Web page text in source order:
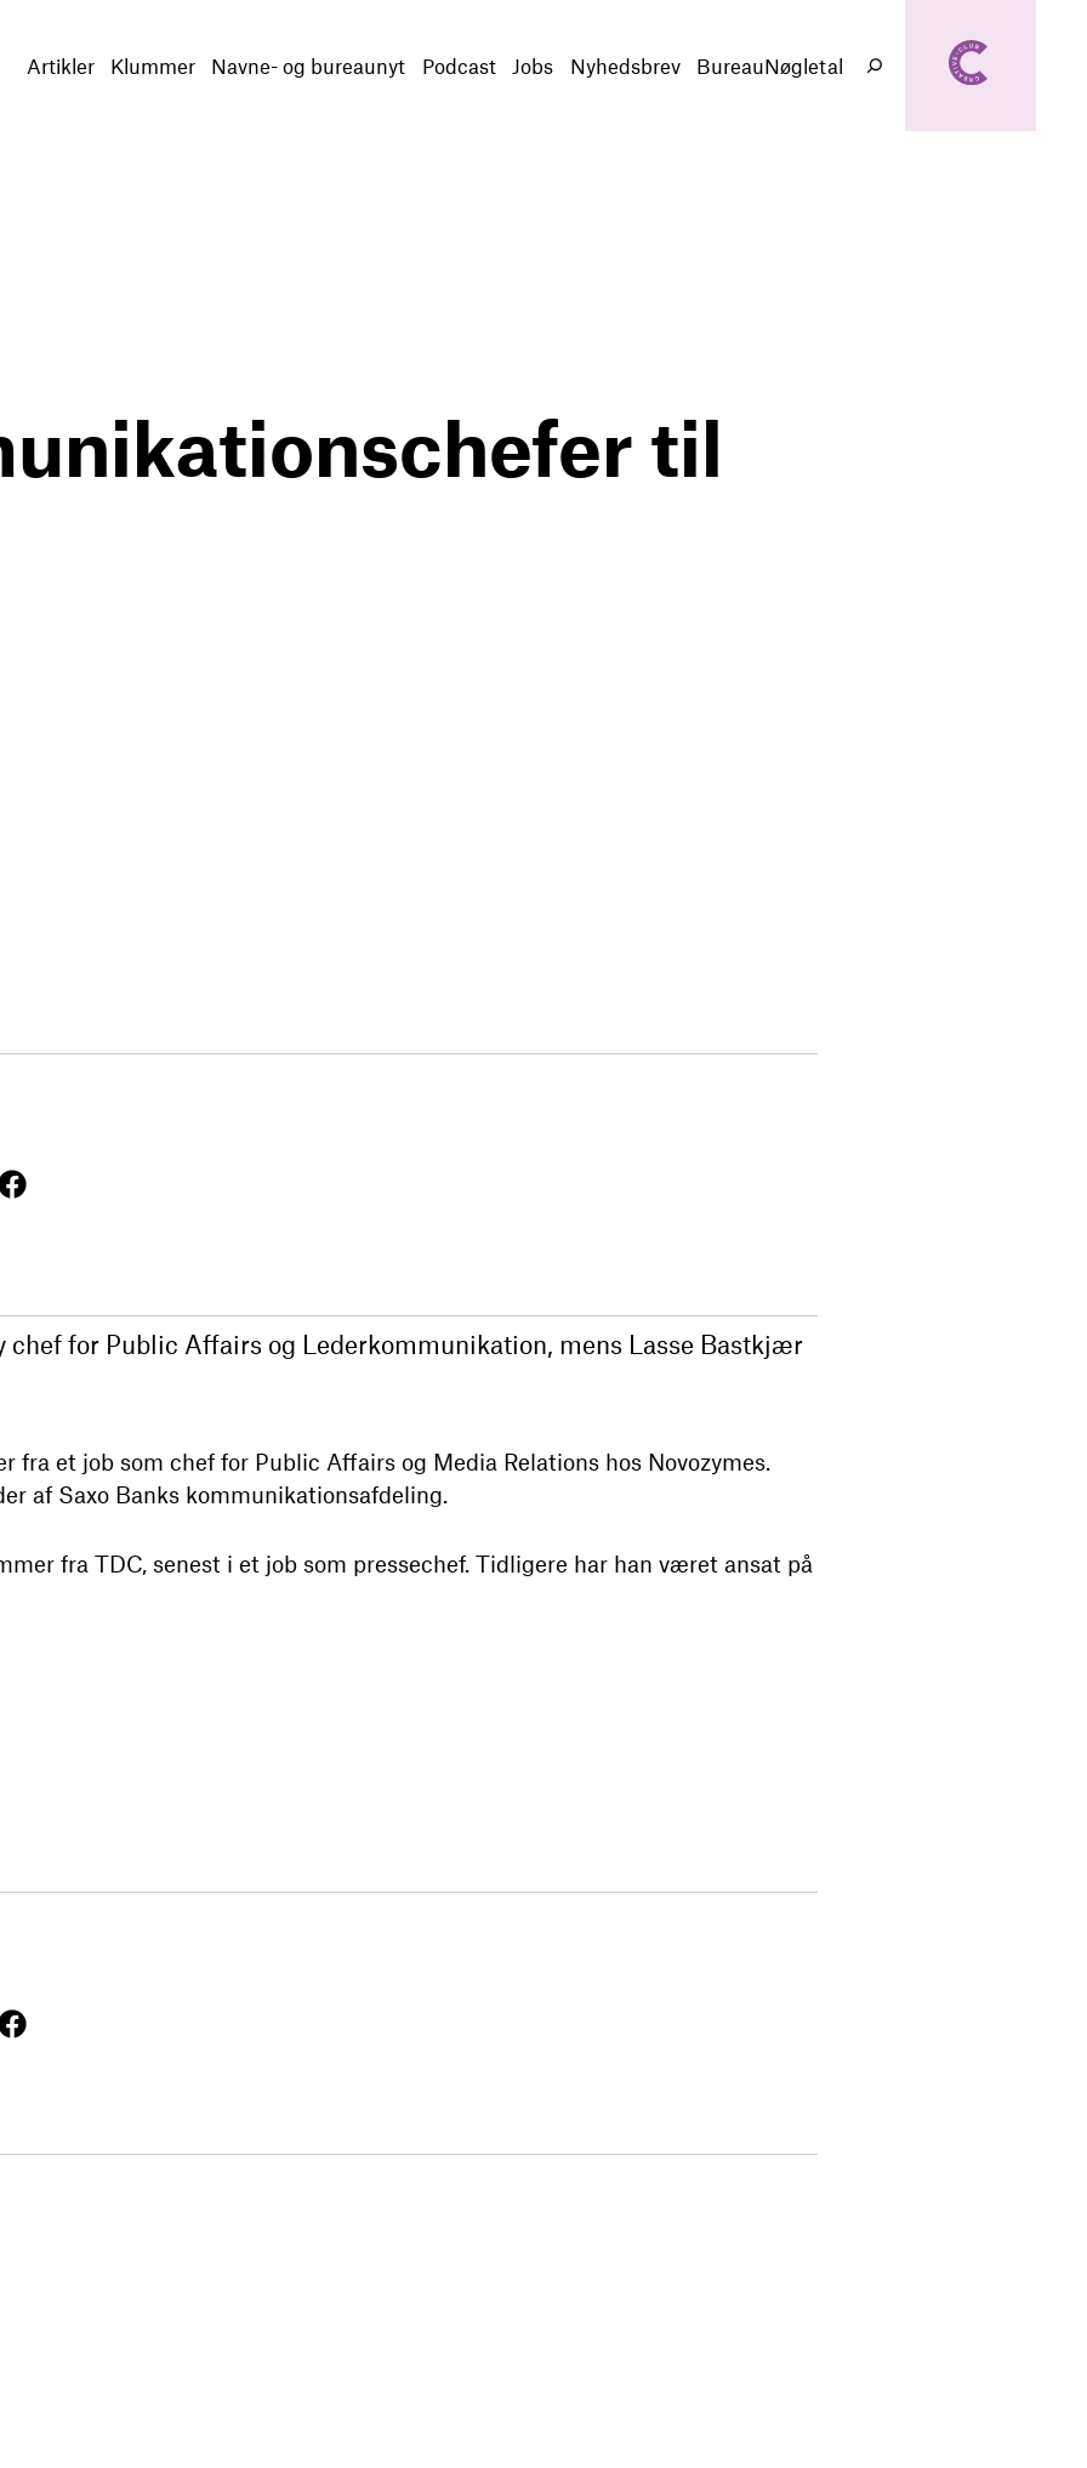
Artikler Klummer Navne- og bureaunyt Podcast Jobs Nyhedsbrev BureauNøgletal
Søg
til
chef for Public Affairs og Lederkommunikation, mens Lasse Bastkjær
fra et job som chef for Public Affairs og Media Relations hos Novozymes.
af Saxo Banks kommunikationsafdeling.
fra TDC, senest i et job som pressechef. Tidligere har han været ansat på